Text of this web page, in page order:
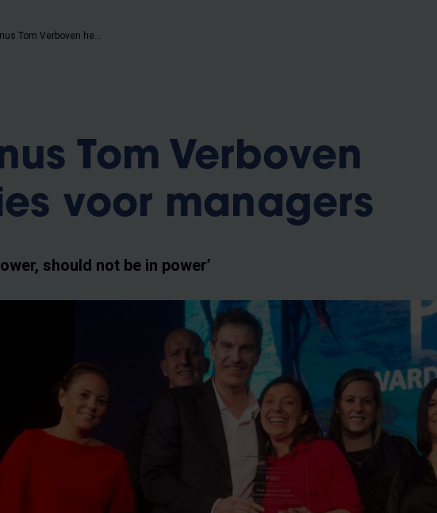
Tom Verboven
voor managers
should not be in power’